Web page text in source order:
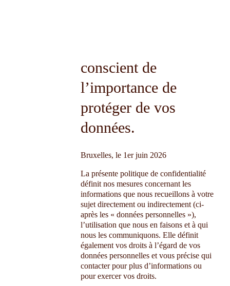
conscient de
l’importance de
protéger de vos
données.
Bruxelles, le 1er juin 2026
La présente politique de confidentialité
définit nos mesures concernant les
informations que nous recueillons à votre
sujet directement ou indirectement (ci-
après les « données personnelles »),
l’utilisation que nous en faisons et à qui
nous les communiquons. Elle définit
également vos droits à l’égard de vos
données personnelles et vous précise qui
contacter pour plus d’informations ou
pour exercer vos droits.